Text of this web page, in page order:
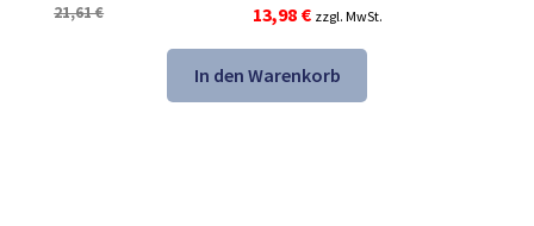
21,61€
Ursprünglicher
Preis
war:
21,61 €
13,98 €Aktueller
Preis
ist:
13,98 €.
zzgl. MwSt.
In den Warenkorb